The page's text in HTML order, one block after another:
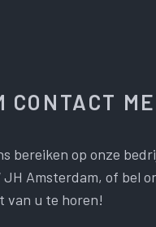
CONTACT
bereiken op onze
JH Amsterdam, of bel
van u te horen!